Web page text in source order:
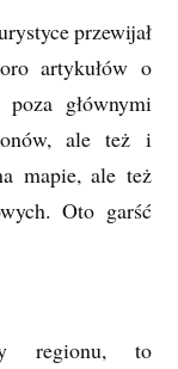
przewijał
artykułów o
poza głównymi
ale też i
mapie, ale też
Oto garść
regionu, to